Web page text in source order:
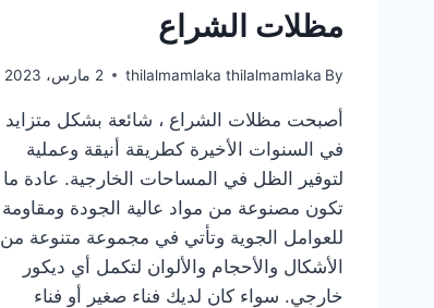
مظلات الشراع
By
thilalmamlaka thilalmamlaka 2 مارس، 2023
أصبحت مظلات الشراع ، شائعة بشكل متزايد
في السنوات الأخيرة كطريقة أنيقة وعملية
لتوفير الظل في المساحات الخارجية. عادة ما
تكون مصنوعة من مواد عالية الجودة ومقاومة
للعوامل الجوية وتأتي في مجموعة متنوعة من
الأشكال والأحجام والألوان لتكمل أي ديكور
خارجي. سواء كان لديك فناء صغير أو فناء